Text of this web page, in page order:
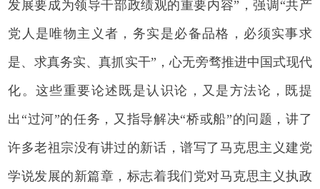
发展要成为领导干部政绩观的重要内容”，强调“共产
党人是唯物主义者，务实是必备品格，必须实事求
是、求真务实、真抓实干”，心无旁骛推进中国式现代
化。这些重要论述既是认识论，又是方法论，既提
出“过河”的任务，又指导解决“桥或船”的问题，讲了
许多老祖宗没有讲过的新话，谱写了马克思主义建党
学说发展的新篇章，标志着我们党对马克思主义执政